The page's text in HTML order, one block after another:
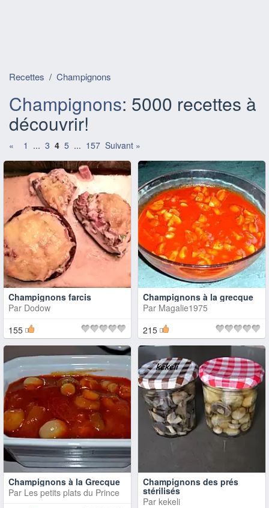
Recettes / Champignons
Champignons: 5000 recettes à
découvrir!
« 1 ... 3 4 5 ... 157 Suivant »
Champignons farcis
Par Dodow
155
Champignons à la grecque
Par Magalie1975
215
Champignons à la Grecque
Par Les petits plats du Prince
Champignons des prés
stérilisés
Par kekeli